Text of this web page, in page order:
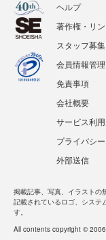
ヘルプ
著作権・リン
スタッフ募
会員情報管理
免責事項
会社概要
サービス利
プライバシ
外部送信
掲載記事、写真、イラストの
記載されているロゴ、システ
す。
All contents copyright ©